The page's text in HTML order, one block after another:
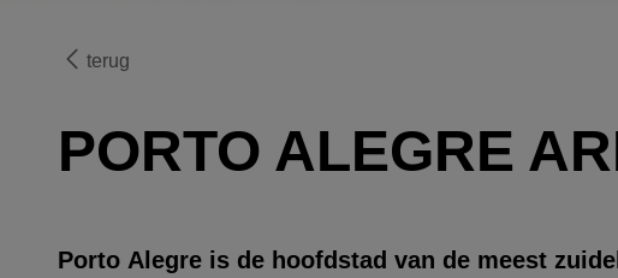
terug
PORTO ALEGRE
Porto Alegre is de hoofdstad van de meest